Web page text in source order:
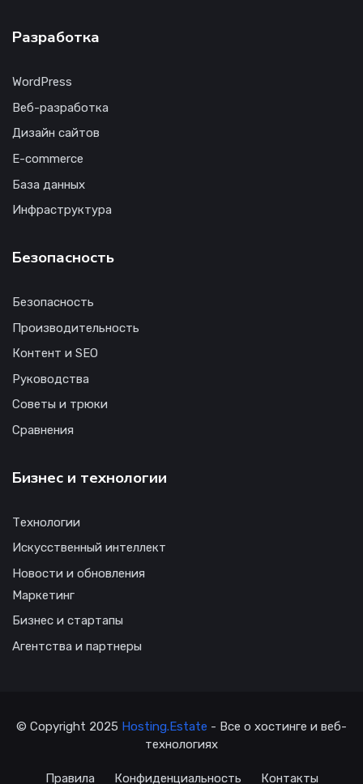
Разработка
WordPress
Веб-разработка
Дизайн сайтов
E-commerce
База данных
Инфраструктура
Безопасность
Безопасность
Производительность
Контент и SEO
Руководства
Советы и трюки
Сравнения
Бизнес и технологии
Технологии
Искусственный интеллект
Новости и обновления
Маркетинг
Бизнес и стартапы
Агентства и партнеры
© Copyright 2025 Hosting.Estate - Все о хостинге и веб-
технологиях
Правила Конфиденциальность Контакты